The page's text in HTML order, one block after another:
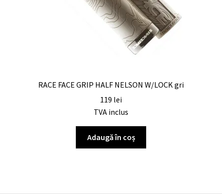
RACE FACE GRIP HALF NELSON W/LOCK gri
119 lei
TVA inclus
Adaugă în coș